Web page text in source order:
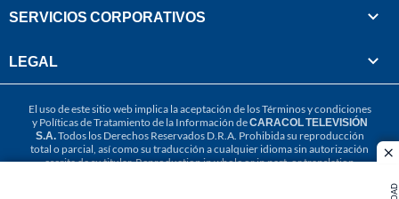
SERVICIOS CORPORATIVOS
LEGAL
El uso de este sitio web implica la aceptación de losTérminos y condiciones
y Políticas de Tratamiento de la Información deCARACOL TELEVISIÓN
S.A.Todos los Derechos Reservados D.R.A. Prohibida su reproducción
total o parcial, así como su traducción a cualquier idioma sin autorización
escrita de su titular. Reproduction in whole or in part, or translation